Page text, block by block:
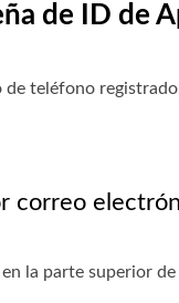
de ID de
teléfono
correo
la parte superior